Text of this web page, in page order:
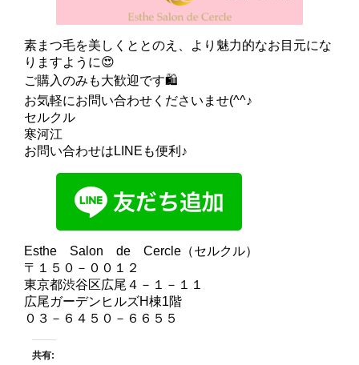
素まつ毛を美しくととのえ、より魅力的なお目元にな
りますように😍
ご購入のみも大歓迎です🛍
お気軽にお問い合わせくださいませ(^^♪
セルクル
寒河江
お問い合わせはLINEも便利♪
Esthe Salon de Cercle（セルクル）
〒１５０－００１２
東京都渋谷区広尾４－１－１１
広尾ガーデンヒルズH棟1階
０３－６４５０－６６５５
共有: